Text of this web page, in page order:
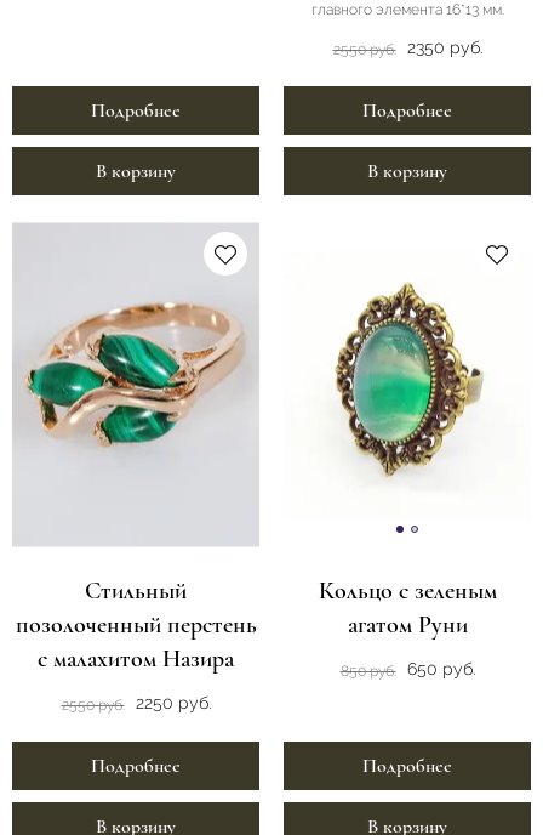
Подробнее
В корзину
главного элемента 16*13 мм.
2550 руб. 2350 руб.
Подробнее
В корзину
Стильный
позолоченный перстень
с малахитом Назира
2550 руб. 2250 руб.
Подробнее
В корзину
Кольцо с зеленым
агатом Руни
850 руб. 650 руб.
Подробнее
В корзину